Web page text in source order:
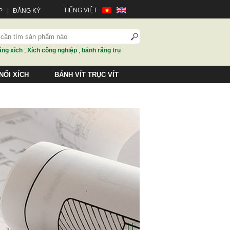
ĐĂNG KÝ TIẾNG VIỆT
xích , Xích công nghiệp , bánh răng trụ
XÍCH BÁNH VÍT TRỤC VÍT